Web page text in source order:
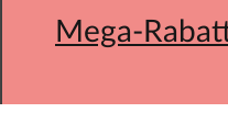
Mega-